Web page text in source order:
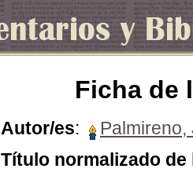
Ficha de
Autor/es:
Título normalizado de